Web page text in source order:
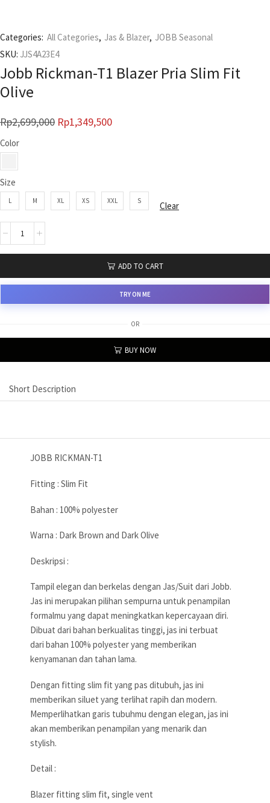
Categories: All Categories, Jas & Blazer, JOBB Seasonal
SKU: JJS4A23E4
Jobb Rickman-T1 Blazer Pria Slim Fit
Olive
Rp2,699,000 Rp1,349,500
Color
Size
L M XL XS XXL S Clear
ADD TO CART
TRY ON ME
OR
BUY NOW
Short Description
JOBB RICKMAN-T1
Fitting : Slim Fit
Bahan : 100% polyester
Warna : Dark Brown and Dark Olive
Deskripsi :
Tampil elegan dan berkelas dengan Jas/Suit dari Jobb.
Jas ini merupakan pilihan sempurna untuk penampilan
formalmu yang dapat meningkatkan kepercayaan diri.
Dibuat dari bahan berkualitas tinggi, jas ini terbuat
dari bahan 100% polyester yang memberikan
kenyamanan dan tahan lama.
Dengan fitting slim fit yang pas ditubuh, jas ini
memberikan siluet yang terlihat rapih dan modern.
Memperlihatkan garis tubuhmu dengan elegan, jas ini
akan memberikan penampilan yang menarik dan
stylish.
Detail :
Blazer fitting slim fit, single vent